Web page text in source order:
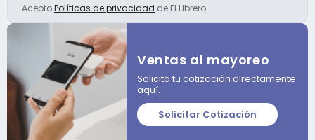
AceptoPolíticas de privacidad de El Librero
Ventas al mayoreo
Solicita tu cotización directamente
aquí.
Solicitar Cotización